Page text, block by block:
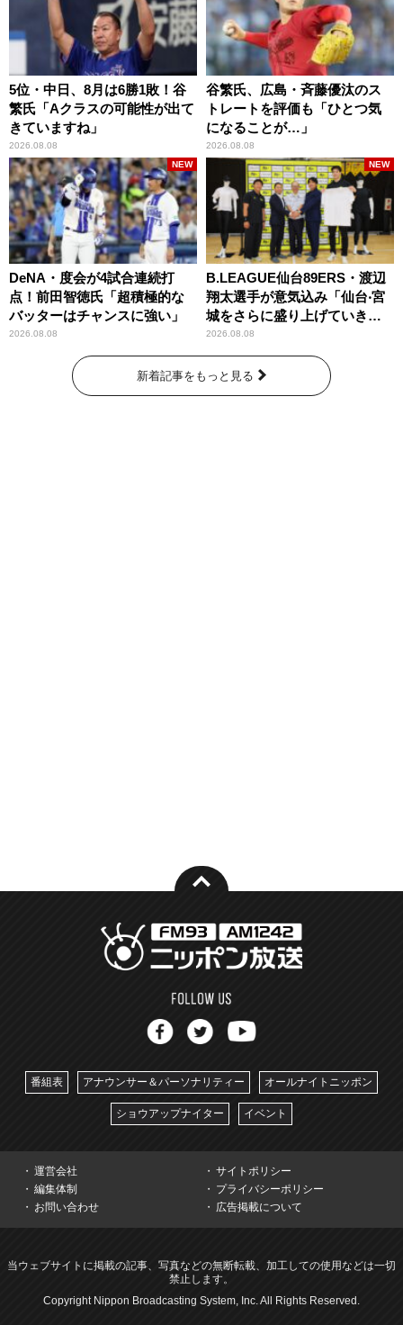
5位・中日、8月は6勝1敗！谷
繁氏「Aクラスの可能性が出て
きていますね」
2026.08.08
谷繁氏、広島・斉藤優汰のス
トレートを評価も「ひとつ気
になることが…」
2026.08.08
DeNA・度会が4試合連続打
点！前田智徳氏「超積極的な
バッターはチャンスに強い」
2026.08.08
NEW
B.LEAGUE仙台89ERS・渡辺
翔太選手が意気込み「仙台‧宮
城をさらに盛り上げていきた
いです」
2026.08.08
NEW
新着記事をもっと見る
番組表 アナウンサー＆パーソナリティー オールナイトニッポン
ショウアップナイター イベント
運営会社
サイトポリシー
編集体制
プライバシーポリシー
お問い合わせ
広告掲載について
当ウェブサイトに掲載の記事、写真などの無断転載、加工しての使用などは一切
禁止します。
Copyright Nippon Broadcasting System, Inc. All Rights Reserved.